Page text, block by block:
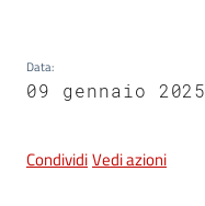
Data:
09 gennaio 2025
CondividiVedi azioni